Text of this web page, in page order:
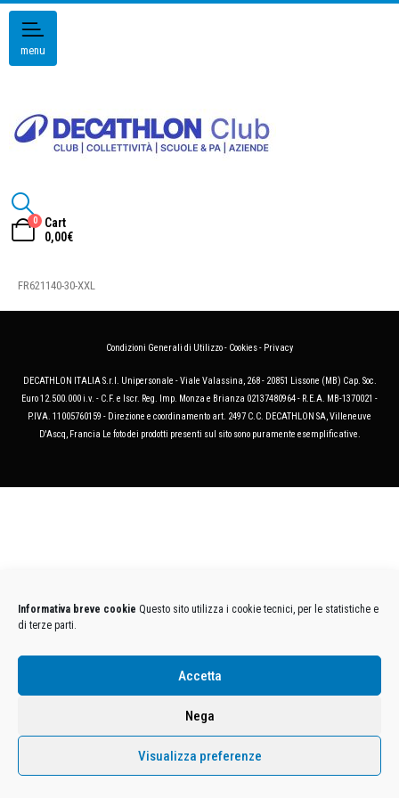
Informativa breve cookie Questo sito utilizza i cookie tecnici, per le statistiche e
di terze parti.
Accetta
Nega
Visualizza preferenze
menu
0
Cart
0,00€
FR621140-30-XXL
Condizioni Generali di Utilizzo- Cookies- Privacy
DECATHLON ITALIA S.r.l. Unipersonale - Viale Valassina, 268 - 20851 Lissone (MB) Cap. Soc.
Euro 12.500.000 i.v. - C.F. e Iscr. Reg. Imp. Monza e Brianza 02137480964 - R.E.A. MB-1370021 -
P.IVA. 11005760159 - Direzione e coordinamento art. 2497 C.C. DECATHLON SA, Villeneuve
D'Ascq, Francia Le foto dei prodotti presenti sul sito sono puramente esemplificative.